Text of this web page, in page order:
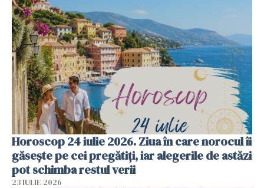
Horoscop 24 iulie 2026. Ziua în care norocul îi
găsește pe cei pregătiți, iar alegerile de astăzi
pot schimba restul verii
23 IULIE 2026